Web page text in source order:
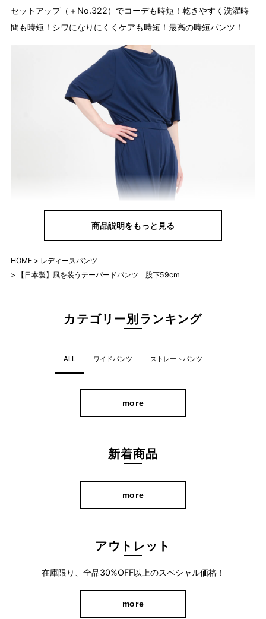
セットアップ（＋No.322）でコーデも時短！乾きやすく洗濯時
間も時短！シワになりにくくケアも時短！最高の時短パンツ！
商品説明をもっと見る
HOME
レディースパンツ
【日本製】風を装うテーパードパンツ 股下59cm
カテゴリー別ランキング
ALL ワイドパンツ ストレートパンツ
more
新着商品
more
アウトレット
在庫限り、全品30%OFF以上のスペシャル価格！
more